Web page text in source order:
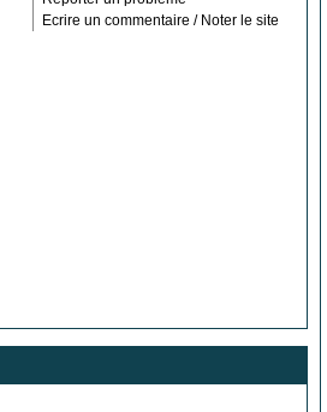
Ecrire un commentaire / Noter le site